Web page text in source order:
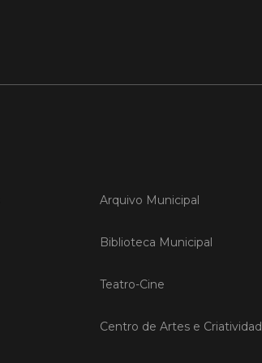
Arquivo Municipal
Biblioteca Municipal
Teatro-Cine
Centro de Artes e